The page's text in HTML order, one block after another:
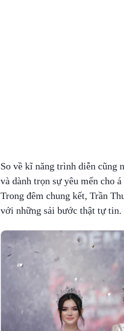
So về kĩ năng trình diễn cũng
và dành trọn sự yêu mến cho
Trong đêm chung kết, Trần
với những sải bước thật tự tin.